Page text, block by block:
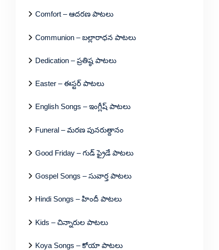
Comfort – ఆదరణ పాటలు
Communion – బల్లారాధన పాటలు
Dedication – ప్రతిష్ఠ పాటలు
Easter – ఈస్టర్ పాటలు
English Songs – ఇంగ్లీష్ పాటలు
Funeral – మరణ పునరుత్దానం
Good Friday – గుడ్ ఫ్రైడే పాటలు
Gospel Songs – సువార్త పాటలు
Hindi Songs – హిందీ పాటలు
Kids – చిన్నారుల పాటలు
Koya Songs – కోయా పాటలు